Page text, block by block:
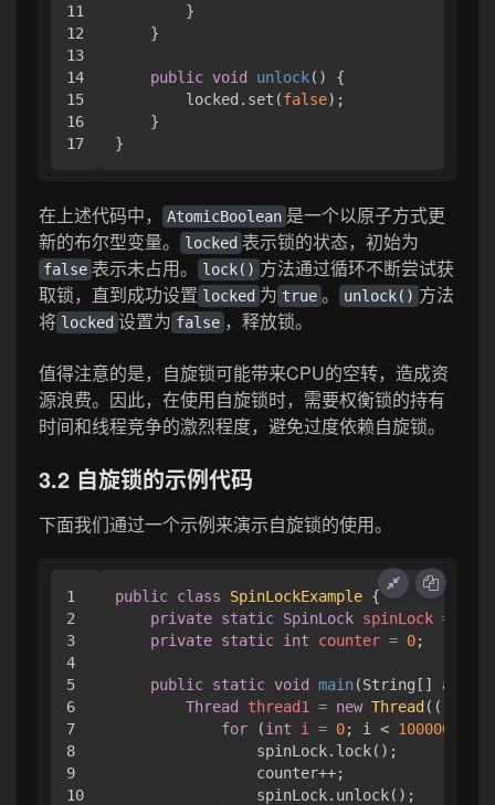
11
12
13
14
15
16
        }
    }
public void unlock()
{
        locked.set(
false);
    }
在上述代码中， AtomicBoolean 是一个以原子方式更
新的布尔型变量。
locked 表示锁的状态，初始为
false 表示未占用。 lock() 方法通过循环不断尝试获
取锁，直到成功设置 locked 为 true 。 unlock() 方法
将 locked 设置为 false ，释放锁。
值得注意的是，自旋锁可能带来CPU的空转，造成资
源浪费。因此，在使用自旋锁时，需要权衡锁的持有
时间和线程竞争的激烈程度，避免过度依赖自旋锁。
3.2 自旋锁的示例代码
下面我们通过一个示例来演示自旋锁的使用。
1
2
3
4
5
6
7
8
9
10
public class SpinLockExample {
private static SpinLock spinLock =
private static int counter = 0;
public static void main(String[] args)
Thread
thread1 = new Thread(() -> {
for (int i = 0; i < 100000
                spinLock.lock();
                counter++;
                spinLock.unlock();